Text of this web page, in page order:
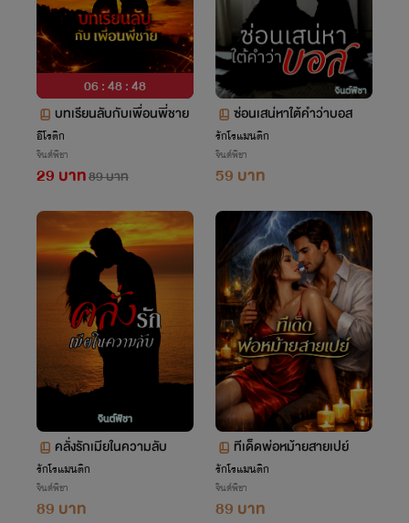
06 : 48 : 47
บทเรียนลับกับเพื่อนพี่ชาย
อีโรติก
จินต์พิชา
29 บาท89 บาท
ซ่อนเสน่หาใต้คำว่าบอส
รักโรแมนติก
จินต์พิชา
59 บาท
คลั่งรักเมียในความลับ
รักโรแมนติก
จินต์พิชา
89 บาท
ทีเด็ดพ่อหม้ายสายเปย์
รักโรแมนติก
จินต์พิชา
89 บาท